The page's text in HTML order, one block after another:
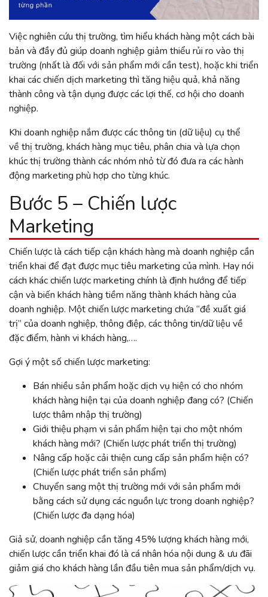
Việc nghiên cứu thị trường, tìm hiểu khách hàng một cách bài
bản và đầy đủ giúp doanh nghiệp giảm thiểu rủi ro vào thị
trường (nhất là đối với sản phẩm mới cần test), hoặc khi triển
khai các chiến dịch marketing thì tăng hiệu quả, khả năng
thành công và tận dụng được các lợi thế, cơ hội cho doanh
nghiệp.
Khi doanh nghiệp nắm được các thông tin (dữ liệu) cụ thể
về thị trường, khách hàng mục tiêu, phân chia và lựa chọn
khúc thị trường thành các nhóm nhỏ từ đó đưa ra các hành
động marketing phù hợp cho từng khúc.
Bước 5 – Chiến lược
Marketing
Chiến lược là cách tiếp cận khách hàng mà doanh nghiệp cần
triển khai để đạt được mục tiêu marketing của mình. Hay nói
cách khác chiến lược marketing chính là định hướng để tiếp
cận và biến khách hàng tiềm năng thành khách hàng của
doanh nghiệp. Một chiến lược marketing chứa “đề xuất giá
trị” của doanh nghiệp, thông điệp, các thông tin/dữ liệu về
đặc điểm, hành vi khách hàng,….
Gợi ý một số chiến lược marketing:
Bán nhiều sản phẩm hoặc dịch vụ hiện có cho nhóm
khách hàng hiện tại của doanh nghiệp đang có? (Chiến
lược thâm nhập thị trường)
Giới thiệu phạm vi sản phẩm hiện tại cho một nhóm
khách hàng mới? (Chiến lược phát triển thị trường)
Nâng cấp hoặc cải thiện cung cấp sản phẩm hiện có?
(Chiến lược phát triển sản phẩm)
Chuyển sang một thị trường mới với sản phẩm mới
bằng cách sử dụng các nguồn lực trong doanh nghiệp?
(Chiến lược đa dạng hóa)
Giả sử, doanh nghiệp cần tăng 45% lượng khách hàng mới,
chiến lược cần triển khai đó là cá nhân hóa nội dung & ưu đãi
giảm giá cho khách hàng lần đầu tiên mua sản phẩm/dịch vụ.